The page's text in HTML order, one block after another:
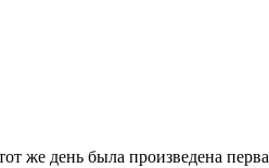
же день была произведена